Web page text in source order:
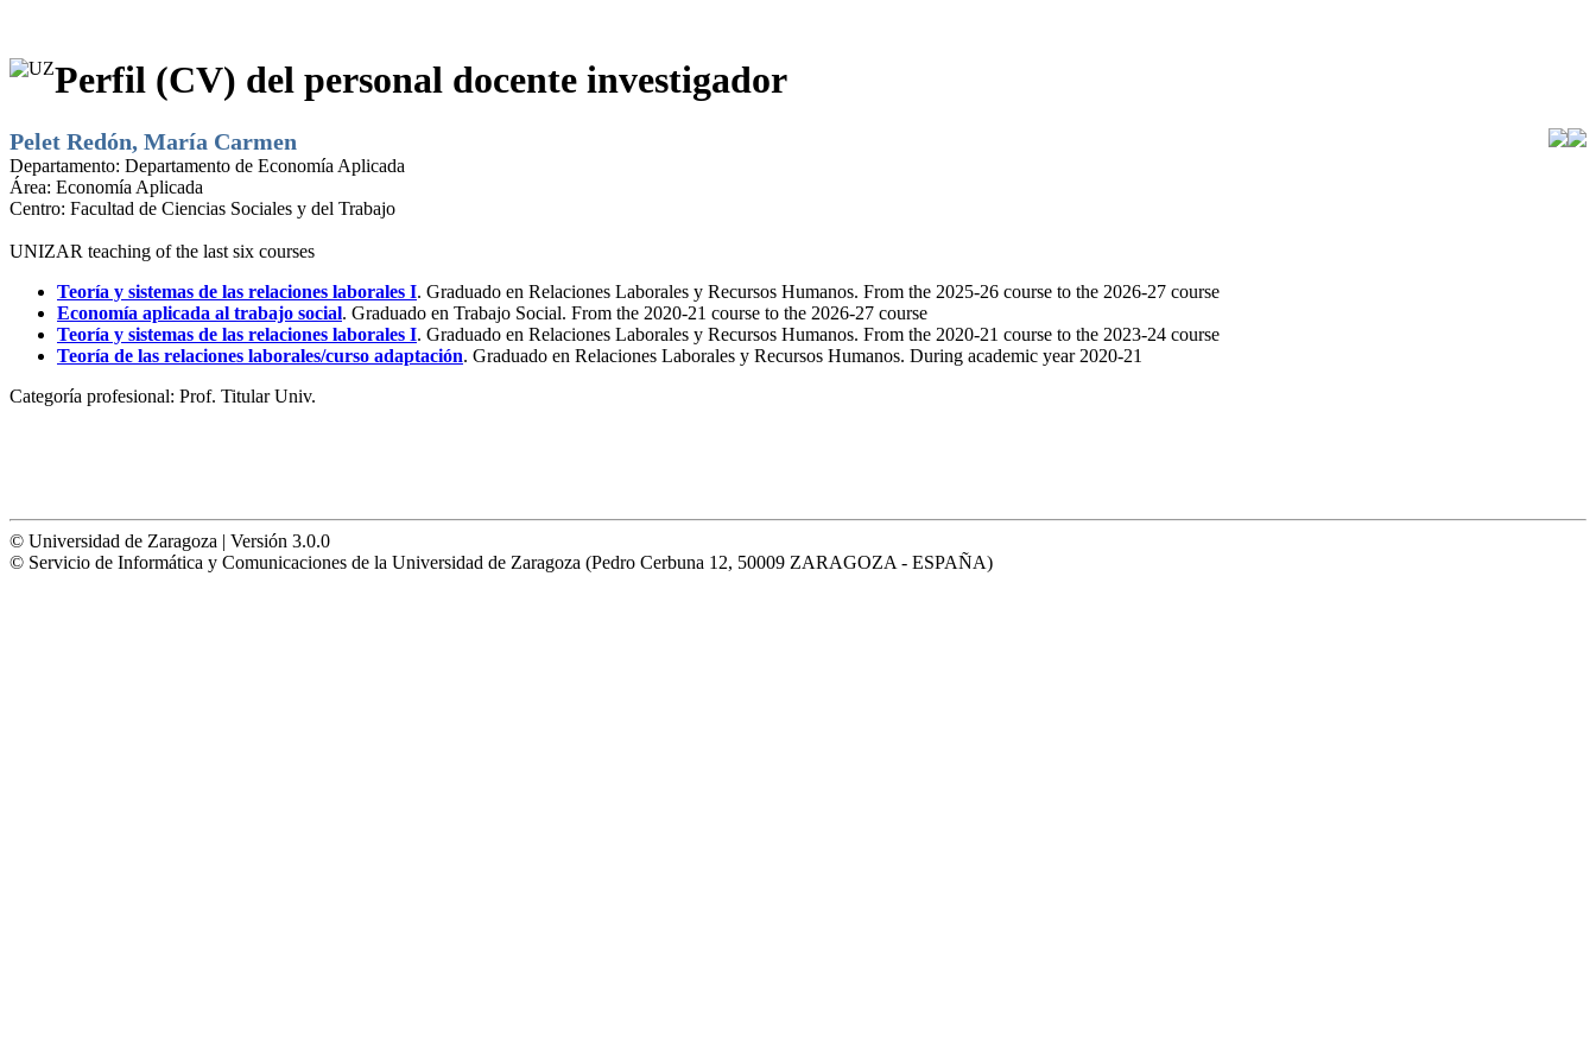
Perfil (CV) del personal docente investigador
Pelet Redón, María Carmen
Departamento: Departamento de Economía Aplicada
Área: Economía Aplicada
Centro: Facultad de Ciencias Sociales y del Trabajo
UNIZAR teaching of the last six courses
Teoría y sistemas de las relaciones laborales I. Graduado en Relaciones Laborales y Recursos Humanos. From the 2025-26 course to the 2026-27 course
Economía aplicada al trabajo social. Graduado en Trabajo Social. From the 2020-21 course to the 2026-27 course
Teoría y sistemas de las relaciones laborales I. Graduado en Relaciones Laborales y Recursos Humanos. From the 2020-21 course to the 2023-24 course
Teoría de las relaciones laborales/curso adaptación. Graduado en Relaciones Laborales y Recursos Humanos. During academic year 2020-21
Categoría profesional: Prof. Titular Univ.
© Universidad de Zaragoza | Versión 3.0.0
© Servicio de Informática y Comunicaciones de la Universidad de Zaragoza (Pedro Cerbuna 12, 50009 ZARAGOZA - ESPAÑA)